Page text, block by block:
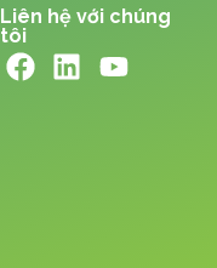
Liên hệ với chúng
tôi